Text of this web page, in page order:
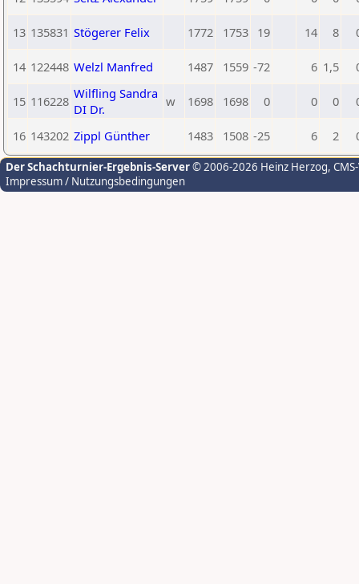
13 135831 Stögerer Felix 1772 1753 19 14 8
14 122448 Welzl Manfred 1487 1559 -72 6 1,5
15 116228 Wilfling Sandra
DI Dr.
w 1698 1698 0 0 0
16 143202 Zippl Günther 1483 1508 -25 6 2
Der Schachturnier-Ergebnis-Server© 2006-2026 Heinz Herzog,
Impressum / Nutzungsbedingungen